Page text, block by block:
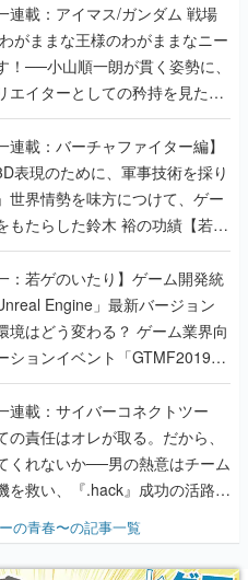
連載：アイマス/ガンダム 戦場
がままな王様のわがままなニー
！──小山順一朗が貫く姿勢に、
エイターとしての矜持を見た
たり最終回】
連載：バーチャファイター編】
表現のために、軍事技術を採り
世界情勢を味方につけて、ゲー
もたらした鈴木 裕の功績【若ゲ
：若ゲのいたり】ゲーム開発統
Engine」最新バージョン
境はどう変わる？ ゲーム業界向
ションイベント「GTMF2019」
より理解を深めよう【PR】
連載：サイバーコネクトツー
の責任はオレが取る。だから、
くれないか──男の熱意はチーム
を救い、『.hack』成功の活路を
ンプ』色だった【若ゲのいた
の青春〜の記事一覧